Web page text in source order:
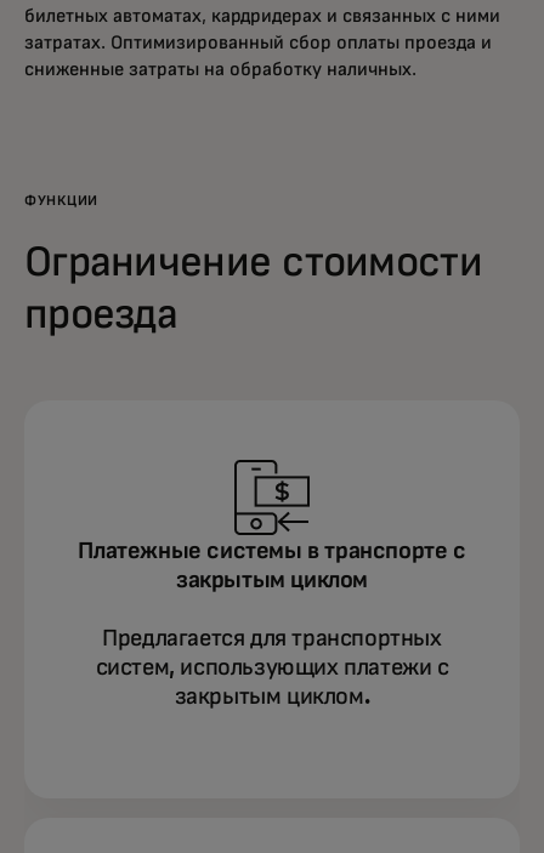
билетных автоматах, кардридерах и связанных с ними
затратах. Оптимизированный сбор оплаты проезда и
сниженные затраты на обработку наличных.
ФУНКЦИИ
Ограничение стоимости
проезда
Платежные системы в транспорте с
закрытым циклом
Предлагается для транспортных
систем, использующих платежи с
закрытым циклом.